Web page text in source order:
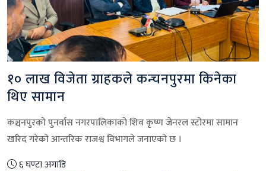
१० लाख विजेता ग्राहकले कन्चनपुरमा किनेका
थिए सामान
कञ्चनपुरको पुनर्वास नगरपालिकाको शिव कृष्ण जेनरल स्टोरमा सामान
खरिद गरेको आन्तरिक राजश्व विभागले जनाएको छ ।
६ घण्टा अगाडि